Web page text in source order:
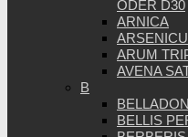
ODER D30
ARNICA
ARUM
AVENA
B
BELLIS